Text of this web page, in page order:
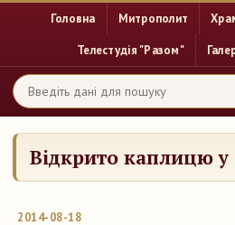
Головна Митрополит
Телестудія "Разом"
Відкрито каплицю у
2014-08-18